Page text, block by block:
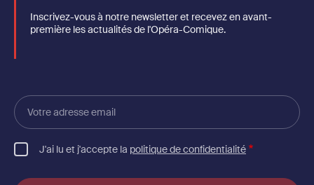
Inscrivez-vous à notre newsletter et recevez en avant-
première les actualités de l'Opéra-Comique.
Votre
adresse
email
J'ai lu et j'accepte la politique de confidentialité